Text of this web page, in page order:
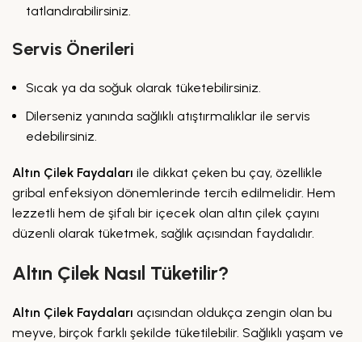
tatlandırabilirsiniz.
Servis Önerileri
Sıcak ya da soğuk olarak tüketebilirsiniz.
Dilerseniz yanında sağlıklı atıştırmalıklar ile servis
edebilirsiniz.
Altın Çilek Faydaları ile dikkat çeken bu çay, özellikle
gribal enfeksiyon dönemlerinde tercih edilmelidir. Hem
lezzetli hem de şifalı bir içecek olan altın çilek çayını
düzenli olarak tüketmek, sağlık açısından faydalıdır.
Altın Çilek Nasıl Tüketilir?
Altın Çilek Faydaları açısından oldukça zengin olan bu
meyve, birçok farklı şekilde tüketilebilir. Sağlıklı yaşam ve